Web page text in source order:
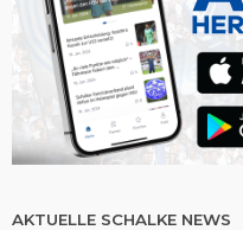
AKTUELLE SCHALKE NEWS